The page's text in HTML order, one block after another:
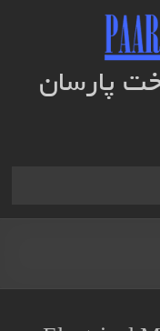
پارسان